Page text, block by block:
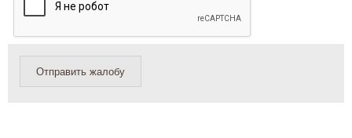
Отправить жалобу